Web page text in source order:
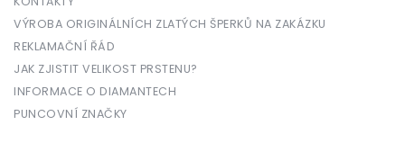
VÝROBA ORIGINÁLNÍCH ZLATÝCH ŠPERKŮ NA ZAKÁZKU
REKLAMAČNÍ ŘÁD
JAK ZJISTIT VELIKOST PRSTENU?
INFORMACE O DIAMANTECH
PUNCOVNÍ ZNAČKY